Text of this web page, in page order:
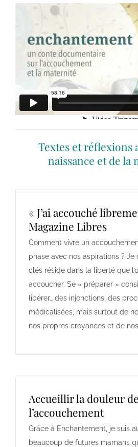
Textes et réflexions
naissance et de la
« J’ai accouché
Magazine Libres
Comment vivre un
phase avec nos aspirations ? Je
clés réside dans la liberté que
accoucher. Se « préparer »
libérer… des injonctions, des
médicalisées, mais surtout de
nos propres croyances et de
Accueillir la douleur de
l’accouchement
Grâce à Enchantement, je suis
beaucoup de futures mamans